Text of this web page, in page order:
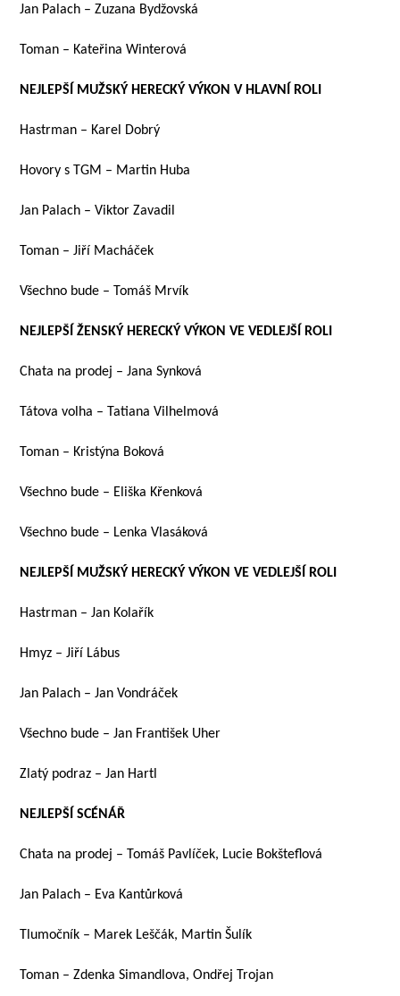
Jan Palach – Zuzana Bydžovská
Toman – Kateřina Winterová
NEJLEPŠÍ MUŽSKÝ HERECKÝ VÝKON V HLAVNÍ ROLI
Hastrman – Karel Dobrý
Hovory s TGM – Martin Huba
Jan Palach – Viktor Zavadil
Toman – Jiří Macháček
Všechno bude – Tomáš Mrvík
NEJLEPŠÍ ŽENSKÝ HERECKÝ VÝKON VE VEDLEJŠÍ ROLI
Chata na prodej – Jana Synková
Tátova volha – Tatiana Vilhelmová
Toman – Kristýna Boková
Všechno bude – Eliška Křenková
Všechno bude – Lenka Vlasáková
NEJLEPŠÍ MUŽSKÝ HERECKÝ VÝKON VE VEDLEJŠÍ ROLI
Hastrman – Jan Kolařík
Hmyz – Jiří Lábus
Jan Palach – Jan Vondráček
Všechno bude – Jan František Uher
Zlatý podraz – Jan Hartl
NEJLEPŠÍ SCÉNÁŘ
Chata na prodej – Tomáš Pavlíček, Lucie Bokšteflová
Jan Palach – Eva Kantůrková
Tlumočník – Marek Leščák, Martin Šulík
Toman – Zdenka Simandlova, Ondřej Trojan